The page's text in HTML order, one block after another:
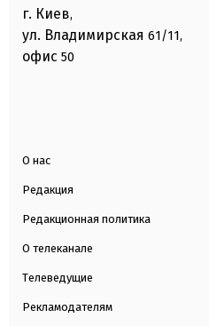
г. Киев,
ул. Владимирская 61/11,
офис 50
О нас
Редакция
Редакционная политика
О телеканале
Телеведущие
Рекламодателям